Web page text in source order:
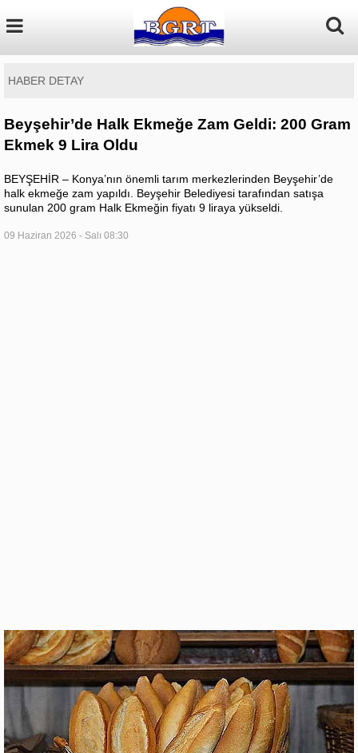
HABER DETAY
Beyşehir’de Halk Ekmeğe Zam Geldi: 200 Gram
Ekmek 9 Lira Oldu
BEYŞEHİR – Konya’nın önemli tarım merkezlerinden Beyşehir’de
halk ekmeğe zam yapıldı. Beyşehir Belediyesi tarafından satışa
sunulan 200 gram Halk Ekmeğin fiyatı 9 liraya yükseldi.
09 Haziran 2026 - Salı 08:30